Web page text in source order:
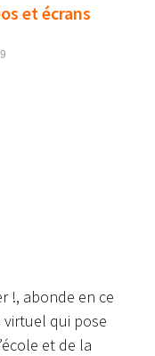
et écrans
!, abonde en ce
virtuel qui pose
et de la